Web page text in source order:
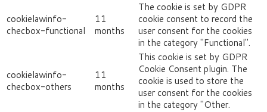
cookielawinfo-
checbox-functional
11
months
The cookie is set by GDPR
cookie consent to record the
user consent for the cookies
in the category "Functional".
cookielawinfo-
checbox-others
11
months
This cookie is set by GDPR
Cookie Consent plugin. The
cookie is used to store the
user consent for the cookies
in the category "Other.